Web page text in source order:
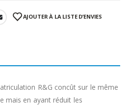
AJOUTER À LA LISTE D’ENVIES
R&G concût sur le même
mais en ayant réduit les